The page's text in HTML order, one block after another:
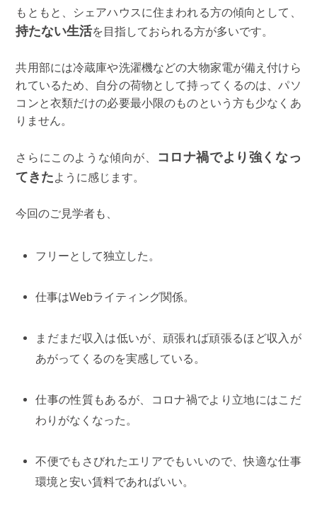
もともと、シェアハウスに住まわれる方の傾向として、
持たない生活を目指しておられる方が多いです。
共用部には冷蔵庫や洗濯機などの大物家電が備え付けら
れているため、自分の荷物として持ってくるのは、パソ
コンと衣類だけの必要最小限のものという方も少なくあ
りません。
さらにこのような傾向が、
コロナ禍でより強くなっ
てきたように感じます。
今回のご見学者も、
フリーとして独立した。
仕事はWebライティング関係。
まだまだ収入は低いが、頑張れば頑張るほど収入が
あがってくるのを実感している。
仕事の性質もあるが、コロナ禍でより立地にはこだ
わりがなくなった。
不便でもさびれたエリアでもいいので、快適な仕事
環境と安い賃料であればいい。